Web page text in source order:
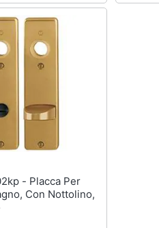
Con Nottolino,